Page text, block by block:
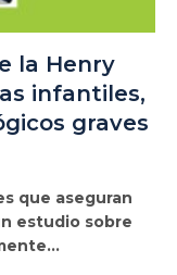
la Henry
infantiles,
graves
que aseguran
estudio sobre